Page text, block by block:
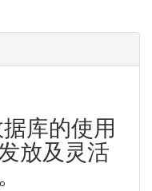
库的使用
放及灵活